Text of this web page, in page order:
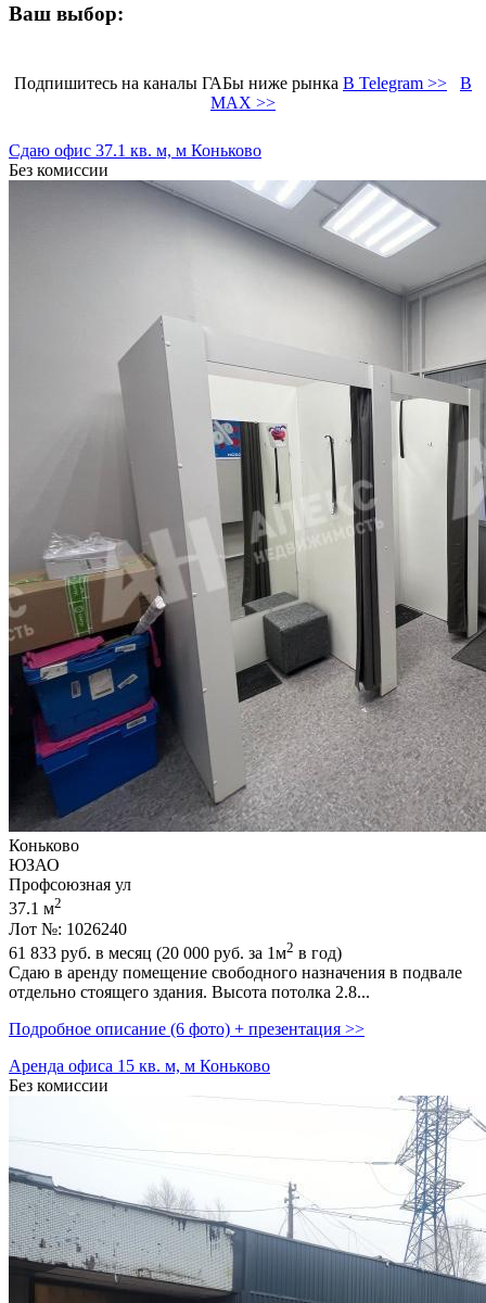
Ваш выбор:
Подпишитесь на каналы ГАБы ниже рынка В Telegram >>
В
MAX >>
Сдаю офис 37.1 кв. м, м Коньково
Без комиссии
Коньково
ЮЗАО
Профсоюзная ул
37.1 м2
Лот №: 1026240
61 833 руб. в месяц (20 000 руб. за 1м2 в год)
Сдаю в аренду помещение свободного назначения в подвале
отдельно стоящего здания. Высота потолка 2.8...
Подробное описание (6 фото) + презентация >>
Аренда офиса 15 кв. м, м Коньково
Без комиссии